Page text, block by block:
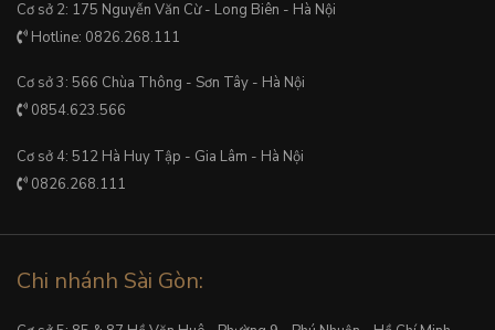
Cơ sở 2: 175 Nguyễn Văn Cừ - Long Biên - Hà Nội
Hotline: 0826.268.111
Cơ sở 3: 566 Chùa Thông - Sơn Tây - Hà Nội
0854.623.566
Cơ sở 4: 512 Hà Huy Tập - Gia Lâm - Hà Nội
0826.268.111
Chi nhánh Sài Gòn: